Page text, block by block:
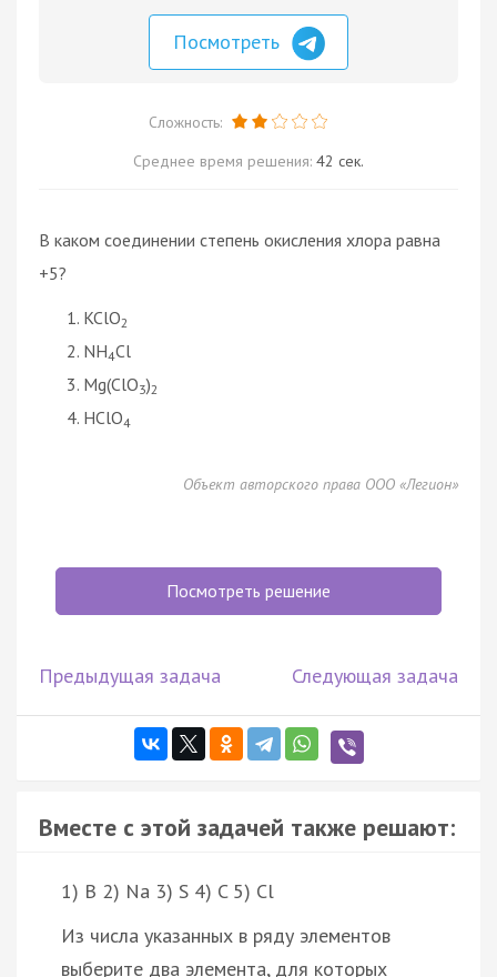
Посмотреть
Сложность:
Среднее время решения: 42 сек.
В каком соединении степень окисления хлора равна
+5?
KClO2
NH4Cl
Mg(ClO3)2
HClO4
Объект авторского права ООО «Легион»
Посмотреть решение
Предыдущая задача Следующая задача
Вместе с этой задачей также решают:
1) B 2) Na 3) S 4) C 5) Cl
Из числа указанных в ряду элементов
выберите два элемента, для которых